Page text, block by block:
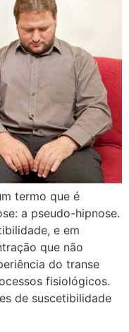
termo que é
a pseudo-hipnose.
e em
que não
do transe
fisiológicos.
de suscetibilidade